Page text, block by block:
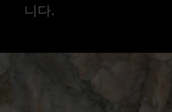
니다.